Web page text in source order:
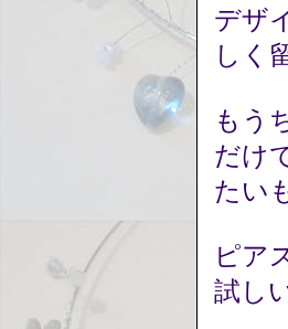
デザ
しく
もう
だけ
たい
ピア
試し